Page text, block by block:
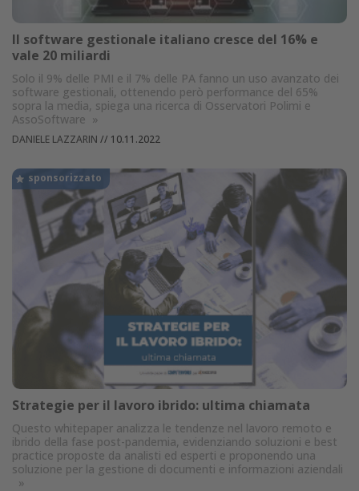
Il software gestionale italiano cresce del 16% e
vale 20 miliardi
Solo il 9% delle PMI e il 7% delle PA fanno un uso avanzato dei
software gestionali, ottenendo però performance del 65%
sopra la media, spiega una ricerca di Osservatori Polimi e
AssoSoftware »
DANIELE LAZZARIN // 10.11.2022
Strategie per il lavoro ibrido: ultima chiamata
Questo whitepaper analizza le tendenze nel lavoro remoto e
ibrido della fase post-pandemia, evidenziando soluzioni e best
practice proposte da analisti ed esperti e proponendo una
soluzione per la gestione di documenti e informazioni aziendali
»